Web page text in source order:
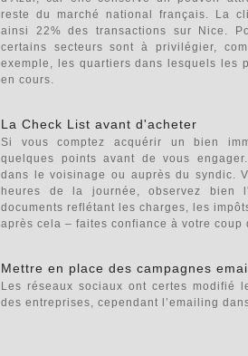
reste du marché national français. La
ainsi 22% des transactions sur Nice.
certains secteurs sont à privilégier,
exemple, les quartiers dans lesquels les
en cours.
La Check List avant d'acheter
Si vous comptez acquérir un bien
quelques points avant de vous
dans le voisinage ou auprès du syndic.
heures de la journée, observez bien
documents reflétant les charges, les
après cela – faites confiance à votre
Mettre en place des campagnes
Les réseaux sociaux ont certes modifié
des entreprises, cependant l’emailing